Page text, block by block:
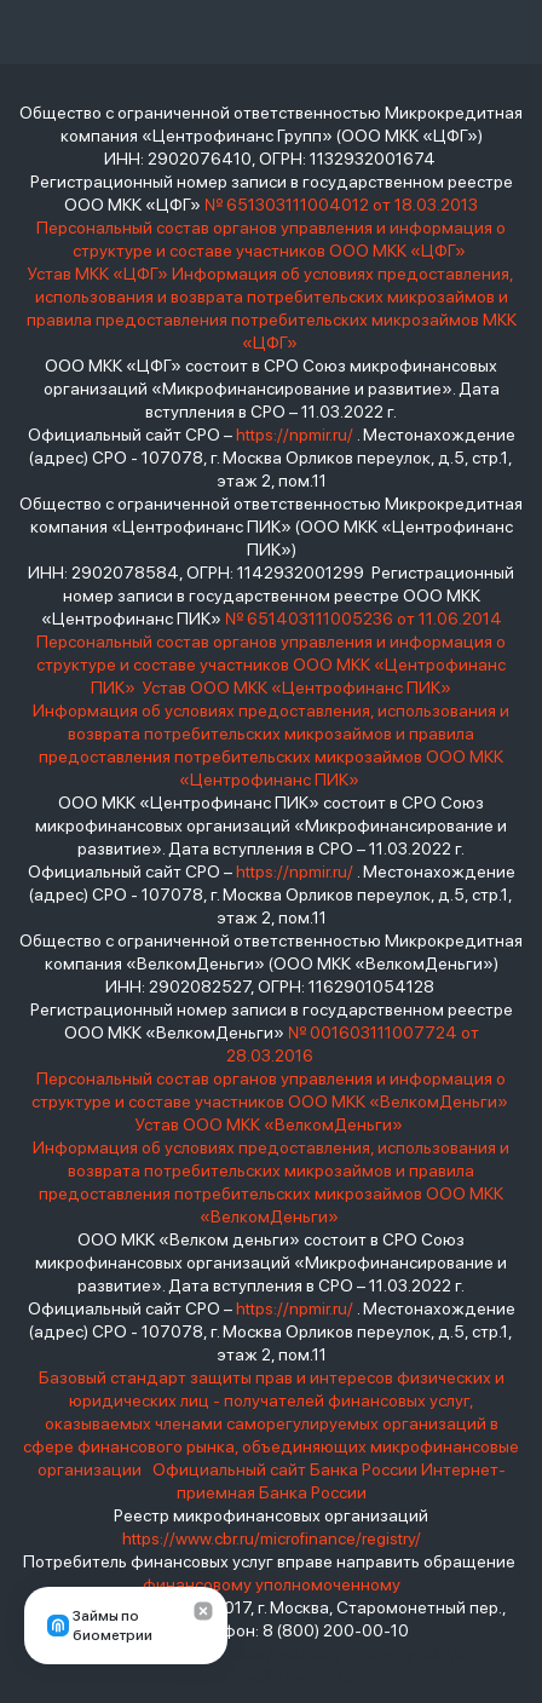
Займы по
биометрии
Общество с ограниченной ответственностью Микрокредитная
компания «Центрофинанс Групп» (ООО МКК «ЦФГ»)
ИНН: 2902076410, ОГРН: 1132932001674
Регистрационный номер записи в государственном реестре
ООО МКК «ЦФГ» № 651303111004012 от 18.03.2013
Персональный состав органов управления и информация о
структуре и составе участников ООО МКК «ЦФГ»
Устав МКК «ЦФГ» Информация об условиях предоставления,
использования и возврата потребительских микрозаймов и
правила предоставления потребительских микрозаймов МКК
«ЦФГ»
ООО МКК «ЦФГ» состоит в СРО Союз микрофинансовых
организаций «Микрофинансирование и развитие». Дата
вступления в СРО – 11.03.2022 г.
Официальный сайт СРО –https://npmir.ru/. Местонахождение
(адрес) СРО - 107078, г. Москва Орликов переулок, д.5, стр.1,
этаж 2, пом.11
Общество с ограниченной ответственностью Микрокредитная
компания «Центрофинанс ПИК» (ООО МКК «Центрофинанс
ПИК»)
ИНН: 2902078584, ОГРН: 1142932001299 Регистрационный
номер записи в государственном реестре ООО МКК
«Центрофинанс ПИК» № 651403111005236 от 11.06.2014
Персональный состав органов управления и информация о
структуре и составе участников ООО МКК «Центрофинанс
ПИК» Устав ООО МКК «Центрофинанс ПИК»
Информация об условиях предоставления, использования и
возврата потребительских микрозаймов и правила
предоставления потребительских микрозаймов ООО МКК
«Центрофинанс ПИК»
ООО МКК «Центрофинанс ПИК» состоит в СРО Союз
микрофинансовых организаций «Микрофинансирование и
развитие». Дата вступления в СРО – 11.03.2022 г.
Официальный сайт СРО –https://npmir.ru/. Местонахождение
(адрес) СРО - 107078, г. Москва Орликов переулок, д.5, стр.1,
этаж 2, пом.11
Общество с ограниченной ответственностью Микрокредитная
компания «ВелкомДеньги» (ООО МКК «ВелкомДеньги»)
ИНН: 2902082527, ОГРН: 1162901054128
Регистрационный номер записи в государственном реестре
ООО МКК «ВелкомДеньги» № 001603111007724 от
28.03.2016
Персональный состав органов управления и информация о
структуре и составе участников ООО МКК «ВелкомДеньги»
Устав ООО МКК «ВелкомДеньги»
Информация об условиях предоставления, использования и
возврата потребительских микрозаймов и правила
предоставления потребительских микрозаймов ООО МКК
«ВелкомДеньги»
ООО МКК «Велком деньги» состоит в СРО Союз
микрофинансовых организаций «Микрофинансирование и
развитие». Дата вступления в СРО – 11.03.2022 г.
Официальный сайт СРО –https://npmir.ru/. Местонахождение
(адрес) СРО - 107078, г. Москва Орликов переулок, д.5, стр.1,
этаж 2, пом.11
Базовый стандарт защиты прав и интересов физических и
юридических лиц - получателей финансовых услуг,
оказываемых членами саморегулируемых организаций в
сфере финансового рынка, объединяющих микрофинансовые
организации
Официальный сайт Банка России Интернет-
приемная Банка России
Реестр микрофинансовых организаций
https://www.cbr.ru/microfinance/registry/
Потребитель финансовых услуг вправе направить обращение
финансовому уполномоченному
Место нахождения: 119017, г. Москва, Старомонетный пер.,
дом 3 Телефон: 8 (800) 200-00-10
взять займ - <a href="https://viruchay.ru">выручай</a> -